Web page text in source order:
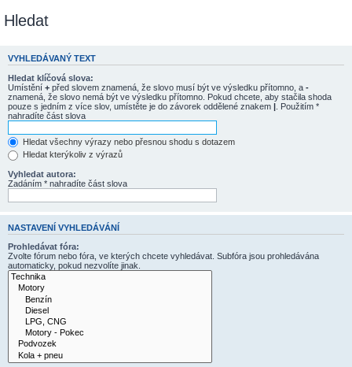
Hledat
VYHLEDÁVANÝ TEXT
Hledat klíčová slova:
Umístění + před slovem znamená, že slovo musí být ve výsledku přítomno, a -
znamená, že slovo nemá být ve výsledku přítomno. Pokud chcete, aby stačila shoda
pouze s jedním z více slov, umístěte je do závorek oddělené znakem | . Použitím *
nahradíte část slova
Hledat všechny výrazy nebo přesnou shodu s dotazem
Hledat kterýkoliv z výrazů
Vyhledat autora:
Zadáním * nahradíte část slova
NASTAVENÍ VYHLEDÁVÁNÍ
Prohledávat fóra:
Zvolte fórum nebo fóra, ve kterých chcete vyhledávat. Subfóra jsou prohledávána
automaticky, pokud nezvolíte jinak.